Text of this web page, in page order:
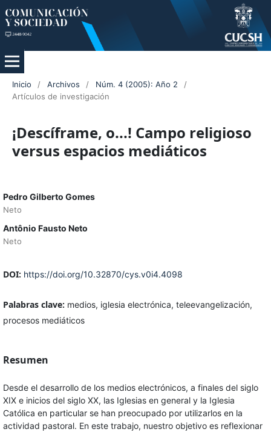
Inicio / Archivos / Núm. 4 (2005): Año 2
/
Artículos de investigación
¡Descíframe, o...! Campo religioso
versus espacios mediáticos
Pedro Gilberto Gomes
Neto
Antônio Fausto Neto
Neto
DOI: https://doi.org/10.32870/cys.v0i4.4098
Palabras clave: medios, iglesia electrónica, teleevangelización,
procesos mediáticos
Resumen
Desde el desarrollo de los medios electrónicos, a finales del siglo
XIX e inicios del siglo XX, las Iglesias en general y la Iglesia
Católica en particular se han preocupado por utilizarlos en la
actividad pastoral. En este trabajo, nuestro objetivo es reflexionar